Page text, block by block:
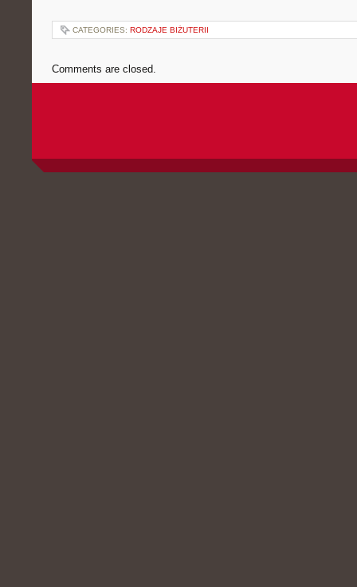
CATEGORIES: RODZAJE BIŻUTERII
Comments are closed.